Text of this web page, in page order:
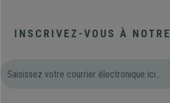
INSCRIVEZ-VOUS À